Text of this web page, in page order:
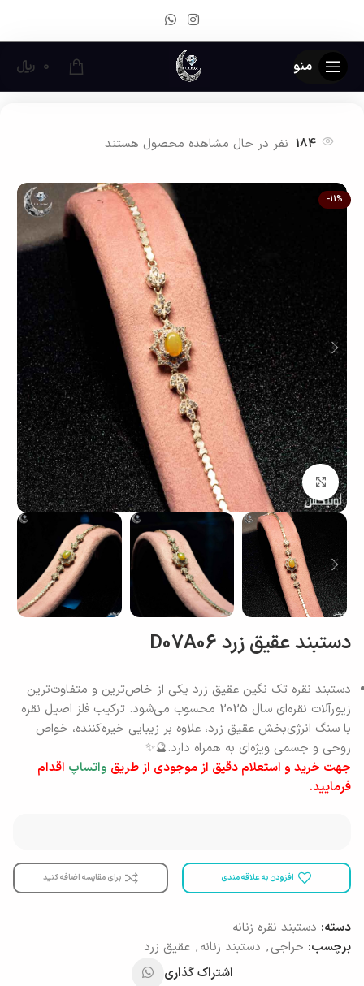
منو 0 ﷼
دستبند نقره زنانه
184 نفر در حال مشاهده محصول هستند
-11%
بزرگنمایی تصویر
دستبند عقیق زرد D07A06
دستبند نقره تک نگین عقیق زرد یکی از خاص‌ترین و متفاوت‌ترین
زیورآلات نقره‌ای سال 2025 محسوب می‌شود. ترکیب فلز اصیل نقره
با سنگ انرژی‌بخش عقیق زرد، علاوه بر زیبایی خیره‌کننده، خواص
روحی و جسمی ویژه‌ای به همراه دارد.🔮✨
جهت خرید و استعلام دقیق از موجودی از طریق واتساپ اقدام
فرمایید.
افزودن به علاقه مندی برای مقایسه اضافه کنید
دسته: دستبند نقره زنانه
برچسب: حراجی, دستبند زنانه, عقیق زرد
اشتراک گذاری